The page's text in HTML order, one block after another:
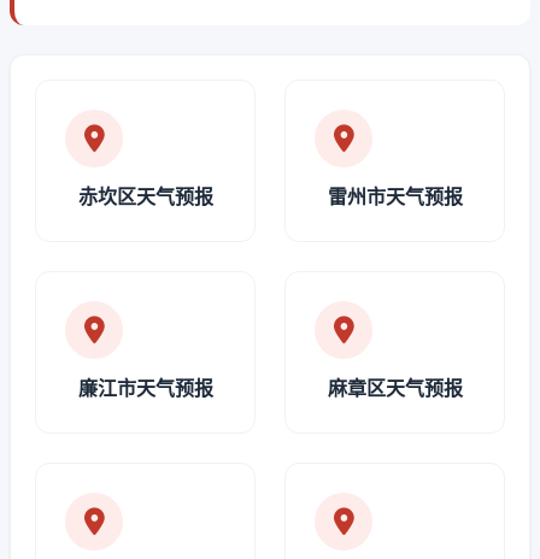
赤坎区天气预报 雷州市天气预报
廉江市天气预报 麻章区天气预报